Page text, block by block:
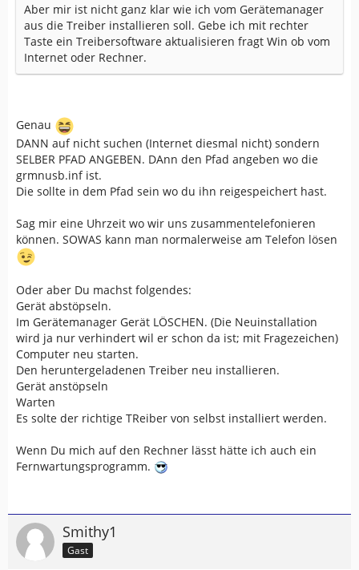
Aber mir ist nicht ganz klar wie ich vom Gerätemanager
aus die Treiber installieren soll. Gebe ich mit rechter
Taste ein Treibersoftware aktualisieren fragt Win ob vom
Internet oder Rechner.
Genau
DANN auf nicht suchen (Internet diesmal nicht) sondern
SELBER PFAD ANGEBEN. DAnn den Pfad angeben wo die
grmnusb.inf ist.
Die sollte in dem Pfad sein wo du ihn reigespeichert hast.
Sag mir eine Uhrzeit wo wir uns zusammentelefonieren
können. SOWAS kann man normalerweise am Telefon lösen
Oder aber Du machst folgendes:
Gerät abstöpseln.
Im Gerätemanager Gerät LÖSCHEN. (Die Neuinstallation
wird ja nur verhindert wil er schon da ist; mit Fragezeichen)
Computer neu starten.
Den heruntergeladenen Treiber neu installieren.
Gerät anstöpseln
Warten
Es solte der richtige TReiber von selbst installiert werden.
Wenn Du mich auf den Rechner lässt hätte ich auch ein
Fernwartungsprogramm.
Smithy1
Gast